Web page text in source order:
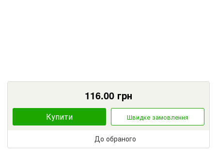
116.00 грн
Купити Швидке замовлення
До обраного